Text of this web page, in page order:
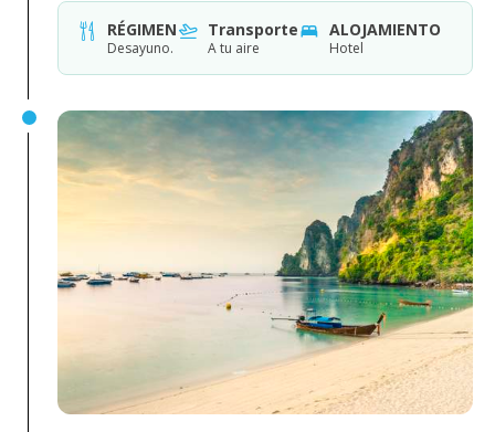
RÉGIMEN
Desayuno.
Transporte
A tu aire
ALOJAMIENTO
Hotel